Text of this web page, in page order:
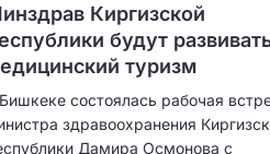
Киргизской
будут
туризм
состоялась рабочая
здравоохранения
Дамира Осмонова с